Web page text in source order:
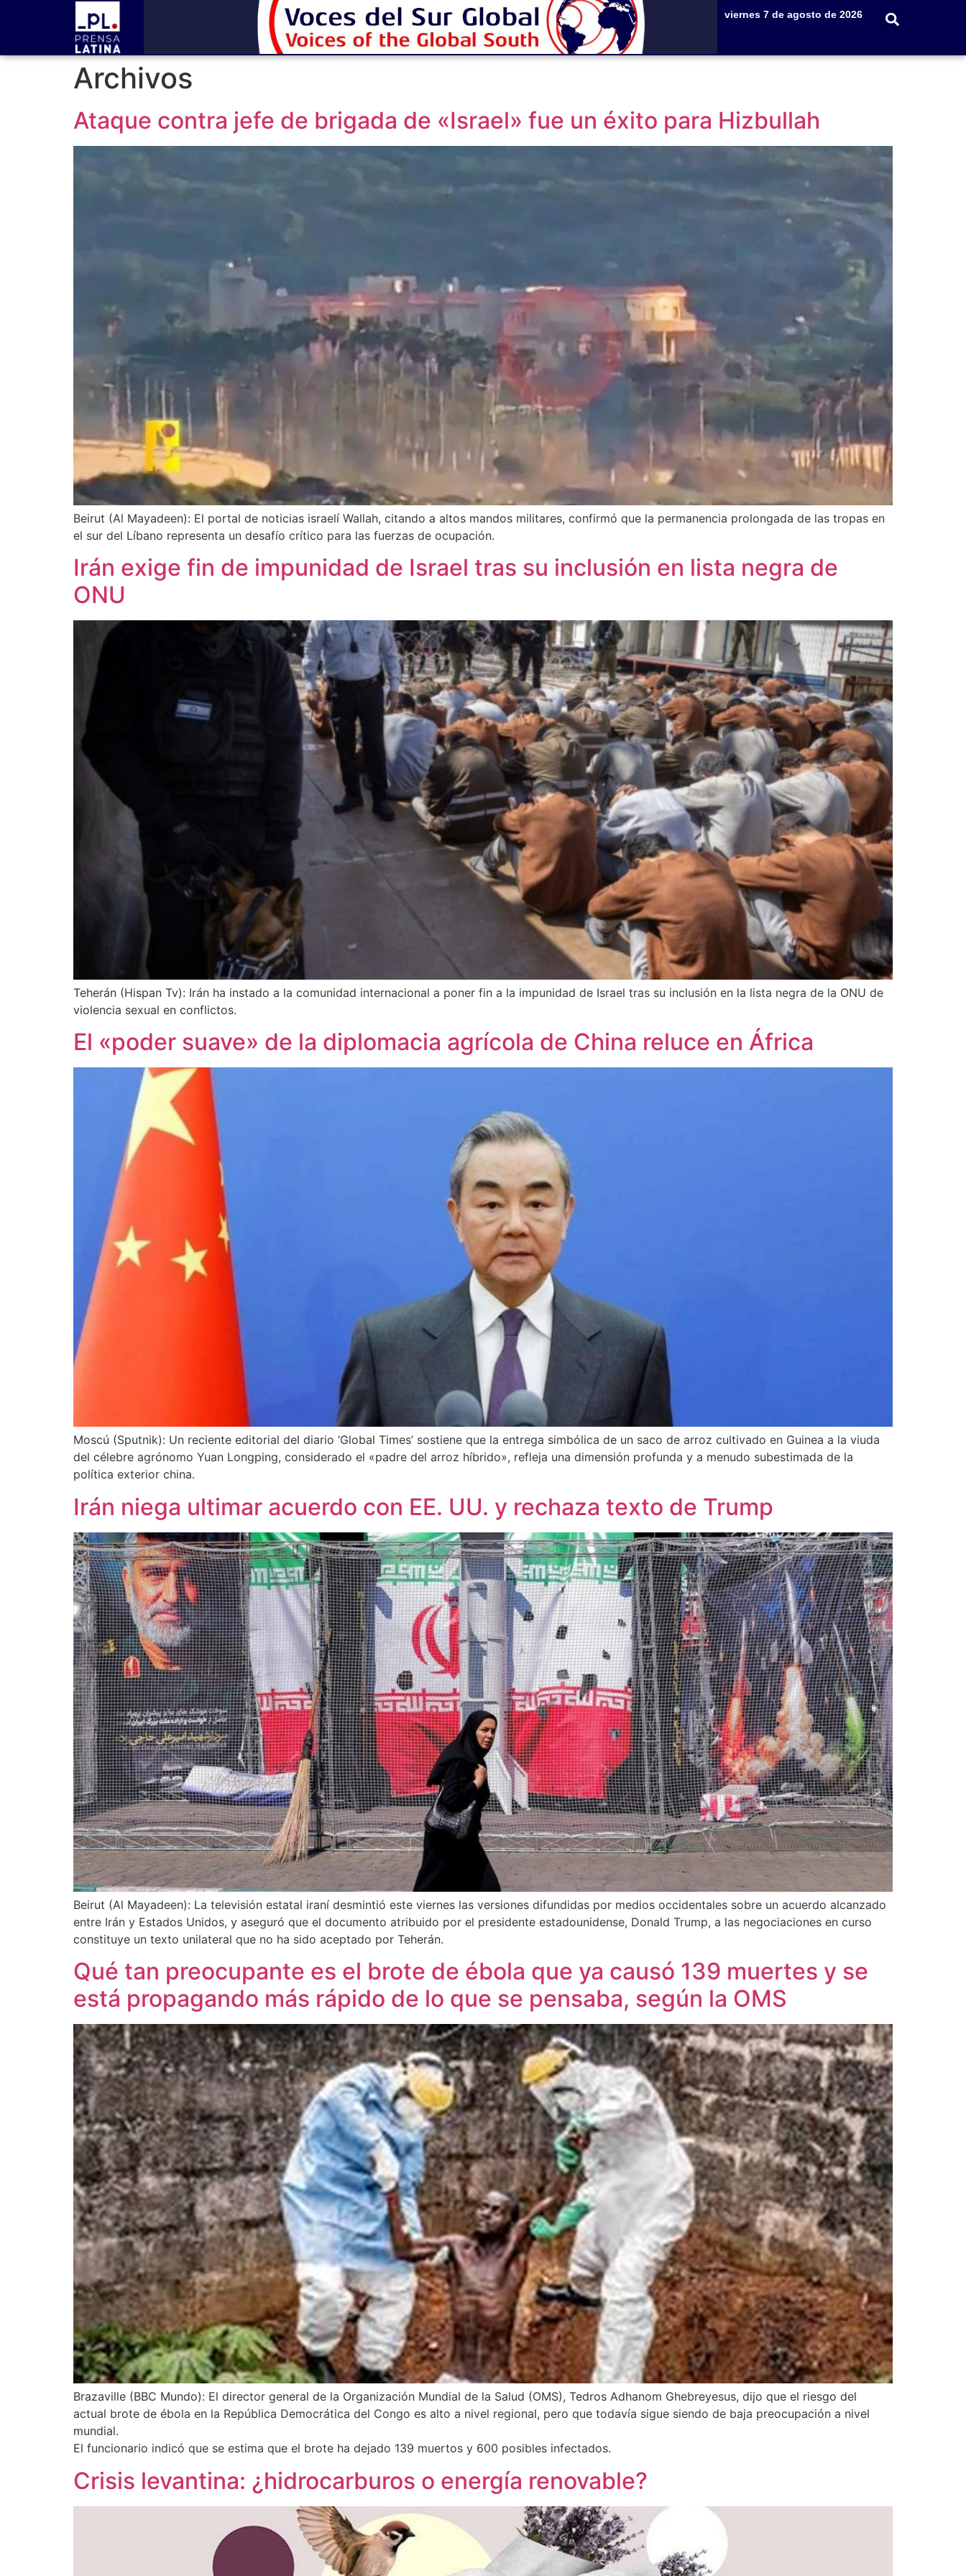
viernes 7 de agosto de 2026
Archivos
Ataque contra jefe de brigada de «Israel» fue un éxito para Hizbullah
Beirut (Al Mayadeen): El portal de noticias israelí Wallah, citando a altos mandos militares, confirmó que la permanencia prolongada de las tropas en
el sur del Líbano representa un desafío crítico para las fuerzas de ocupación.
Irán exige fin de impunidad de Israel tras su inclusión en lista negra de
ONU
Teherán (Hispan Tv): Irán ha instado a la comunidad internacional a poner fin a la impunidad de Israel tras su inclusión en la lista negra de la ONU de
violencia sexual en conflictos.
El «poder suave» de la diplomacia agrícola de China reluce en África
Moscú (Sputnik): Un reciente editorial del diario ‘Global Times’ sostiene que la entrega simbólica de un saco de arroz cultivado en Guinea a la viuda
del célebre agrónomo Yuan Longping, considerado el «padre del arroz híbrido», refleja una dimensión profunda y a menudo subestimada de la
política exterior china.
Irán niega ultimar acuerdo con EE. UU. y rechaza texto de Trump
Beirut (Al Mayadeen): La televisión estatal iraní desmintió este viernes las versiones difundidas por medios occidentales sobre un acuerdo alcanzado
entre Irán y Estados Unidos, y aseguró que el documento atribuido por el presidente estadounidense, Donald Trump, a las negociaciones en curso
constituye un texto unilateral que no ha sido aceptado por Teherán.
Qué tan preocupante es el brote de ébola que ya causó 139 muertes y se
está propagando más rápido de lo que se pensaba, según la OMS
Brazaville (BBC Mundo): El director general de la Organización Mundial de la Salud (OMS), Tedros Adhanom Ghebreyesus, dijo que el riesgo del
actual brote de ébola en la República Democrática del Congo es alto a nivel regional, pero que todavía sigue siendo de baja preocupación a nivel
mundial.
El funcionario indicó que se estima que el brote ha dejado 139 muertos y 600 posibles infectados.
Crisis levantina: ¿hidrocarburos o energía renovable?